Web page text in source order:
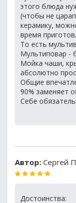
этого блюда
(чтобы не
керамику,
время
То есть
Мультиповар -
Мойка чаши,
абсолютно
Общие
90% заменяет
Себе
Автор: Сергей
Достоинства: